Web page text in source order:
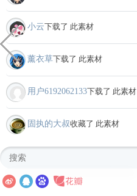
小云下载了 此素材
薰衣草下载了 此素材
用户6192062133下载了 此素材
固执的大叔收藏了 此素材